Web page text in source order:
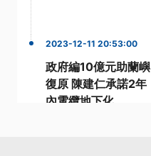
2023-12-11 20:53:00
政府編10億元助蘭嶼
復原 陳建仁承諾2年
內電纜地下化